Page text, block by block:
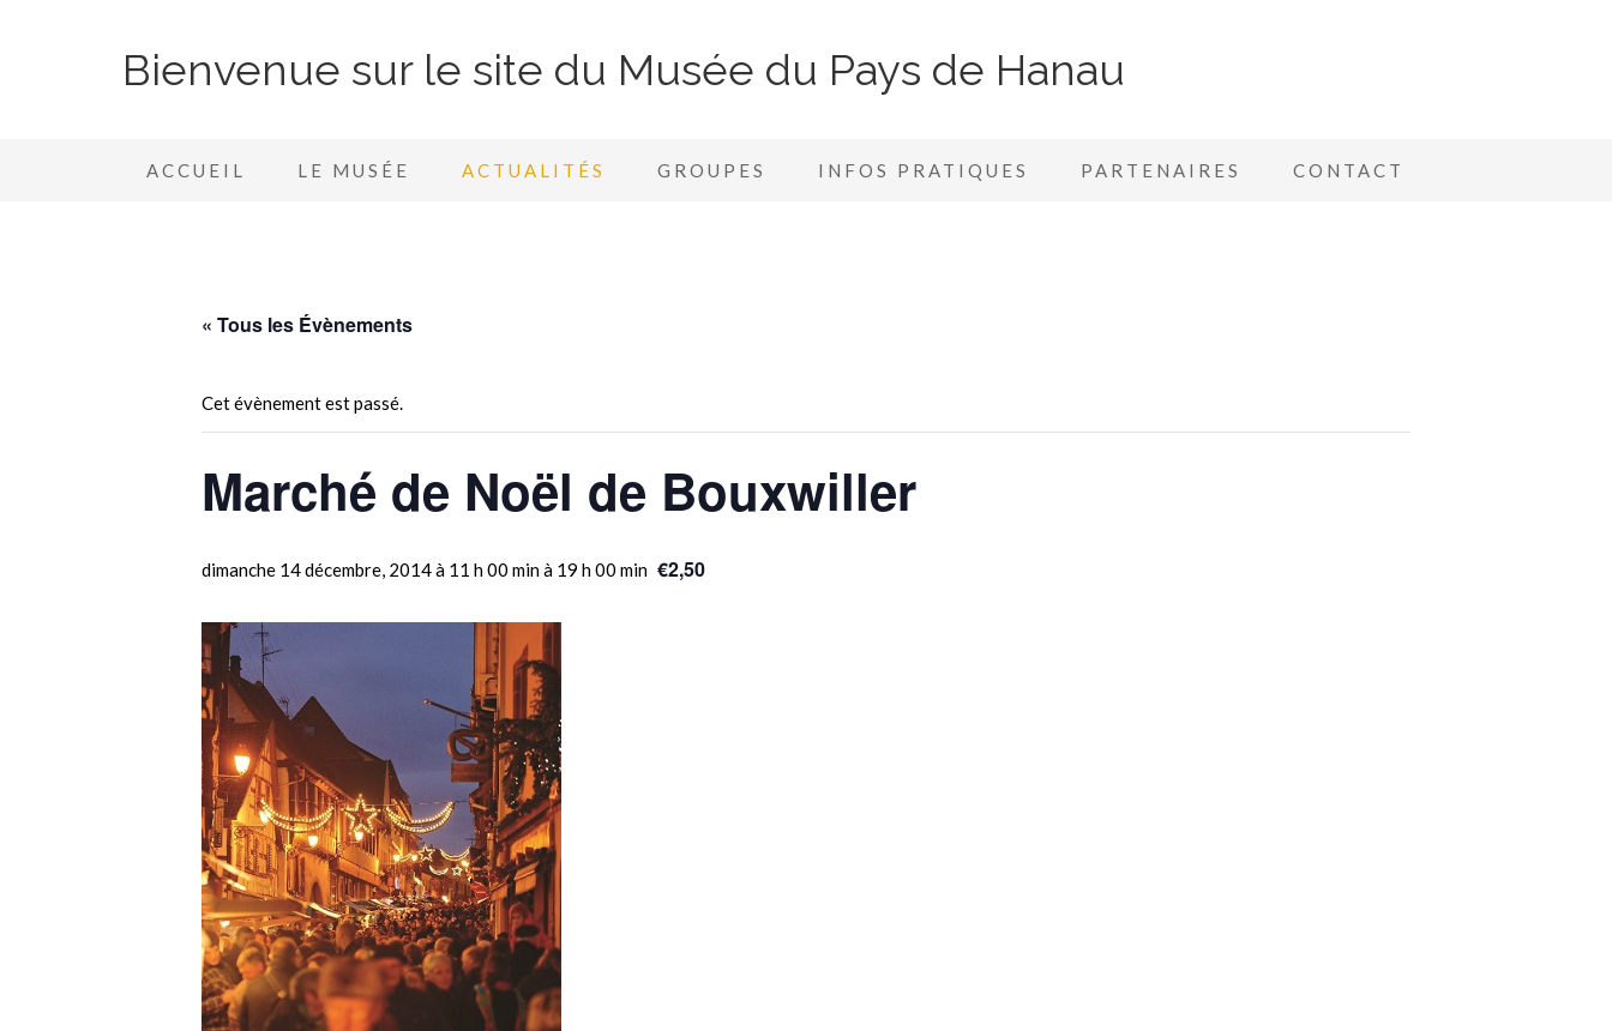
Bienvenue sur le site du Musée du Pays de Hanau
ACCUEIL LE MUSÉE ACTUALITÉS GROUPES INFOS PRATIQUES PARTENAIRES CONTACT
« Tous les Évènements
Cet évènement est passé.
Marché de Noël de Bouxwiller
dimanche 14 décembre, 2014 à 11 h 00 minà 19 h 00 min €2,50